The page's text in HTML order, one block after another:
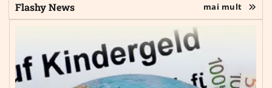
Flashy News mai mult